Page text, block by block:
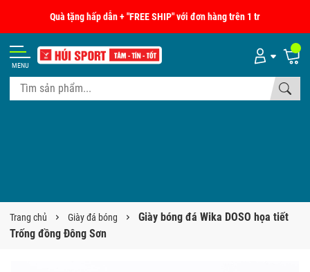
Quà tặng hấp dẫn + "FREE SHIP" với đơn hàng trên 1 tr
MENU
Trang chủ Giày đá bóng
Giày bóng đá Wika DOSO họa tiết
Trống đồng Đông Sơn